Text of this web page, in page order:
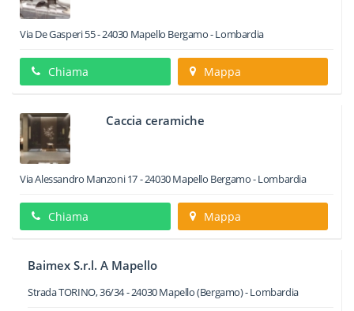
Via De Gasperi 55-24030 Mapello Bergamo -Lombardia
Chiama Mappa
Caccia ceramiche
Via Alessandro Manzoni 17-24030Mapello Bergamo -Lombardia
Chiama Mappa
Baimex S.r.l. A Mapello
Strada TORINO, 36/34-24030Mapello(Bergamo) -Lombardia